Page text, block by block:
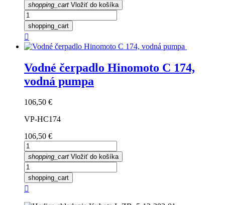
shopping_cart Vložiť do košíka
shopping_cart

Vodné čerpadlo Hinomoto C 174,
vodná pumpa
Cena
106,50 €
VP-HC174
Cena
106,50 €
shopping_cart Vložiť do košíka
shopping_cart
